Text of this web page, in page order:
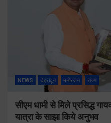
NEWS देहरादून मनोरंजन राज्य
सीएम धामी से मिले प्रसिद्ध
यात्रा के साझा किये अनुभव